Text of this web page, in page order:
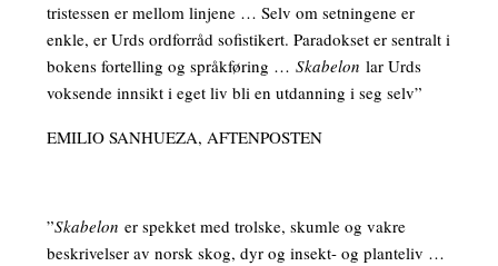
tristessen er mellom linjene … Selv om setningene er
enkle, er Urds ordforråd sofistikert. Paradokset er sentralt i
bokens fortelling og språkføring … Skabelon lar Urds
voksende innsikt i eget liv bli en utdanning i seg selv”
EMILIO SANHUEZA, AFTENPOSTEN
”Skabelon er spekket med trolske, skumle og vakre
beskrivelser av norsk skog, dyr og insekt- og planteliv …